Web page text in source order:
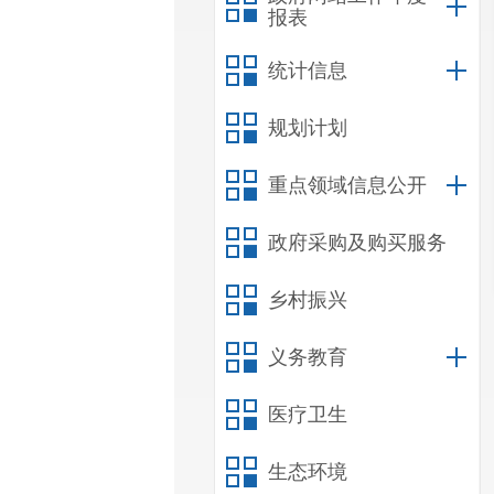
报表
统计信息
规划计划
重点领域信息公开
政府采购及购买服务
乡村振兴
义务教育
医疗卫生
生态环境